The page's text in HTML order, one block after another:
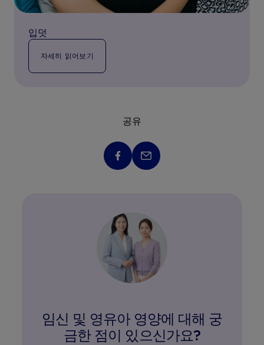
입덧
자세히 읽어보기
공유
임신 및 영유아 영양에 대해 궁
금한 점이 있으신가요?